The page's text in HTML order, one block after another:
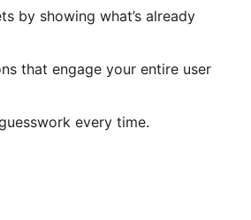
by showing what’s already
that engage your entire user
every time.